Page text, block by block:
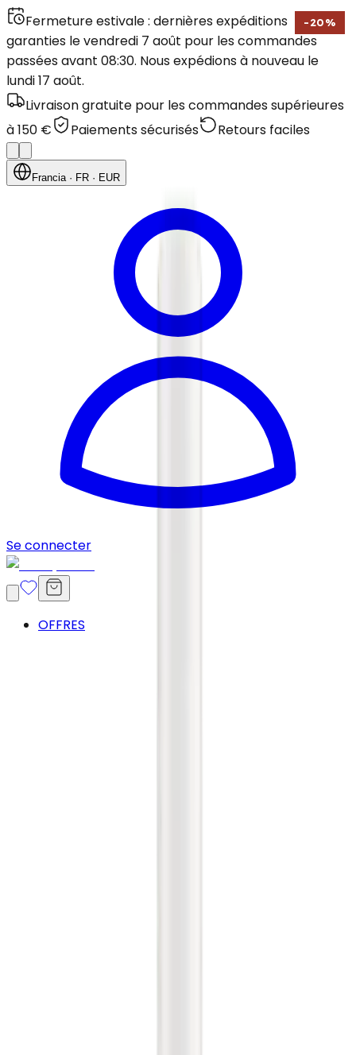
Fermeture estivale : dernières expéditions
garanties le vendredi 7 août pour les commandes
passées avant 08:30. Nous expédions à nouveau le
lundi 17 août.
Livraison gratuite pour les commandes supérieures
à 150 €
Paiements sécurisés Retours faciles
Francia· FR · EUR
Se connecter
OFFRES
- 20 %